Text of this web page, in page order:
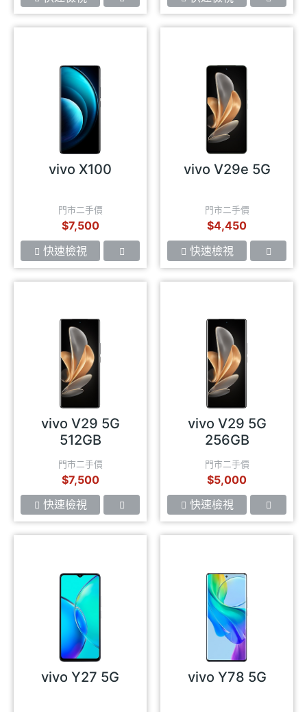
vivo X100
門市二手價
$7,500
快速檢視
vivo V29e 5G
門市二手價
$4,450
快速檢視
vivo V29 5G
512GB
門市二手價
$7,500
快速檢視
vivo V29 5G
256GB
門市二手價
$5,000
快速檢視
vivo Y27 5G vivo Y78 5G